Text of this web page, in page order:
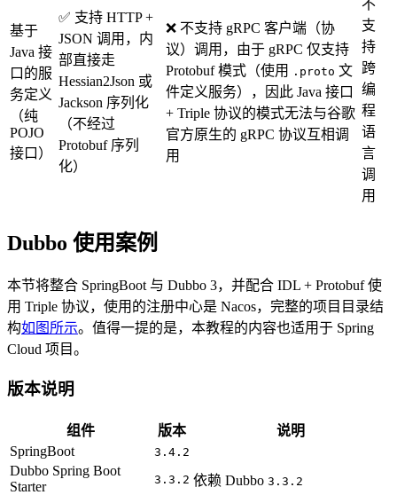
基于
Java 接
口的服
务定义
（纯
POJO
接口）
✅ 支持 HTTP +
JSON 调用，内
部直接走
Hessian2Json 或
Jackson 序列化
（不经过
Protobuf 序列
化）
❌ 不支持 gRPC 客户端（协
议）调用，由于 gRPC 仅支持
Protobuf 模式（使用
.proto 文
件定义服务），因此 Java 接口
+ Triple 协议的模式无法与谷歌
官方原生的 gRPC 协议互相调
用
不
支
持
跨
编
程
语
言
调
用
Dubbo 使用案例
本节将整合 SpringBoot 与 Dubbo 3，并配合 IDL + Protobuf 使
用 Triple 协议，使用的注册中心是 Nacos，完整的项目目录结
构如图所示。值得一提的是，本教程的内容也适用于 Spring
Cloud 项目。
版本说明
组件 版本
说明
SpringBoot
3.4.2
Dubbo Spring Boot
Starter
3.3.2 依赖 Dubbo 3.3.2